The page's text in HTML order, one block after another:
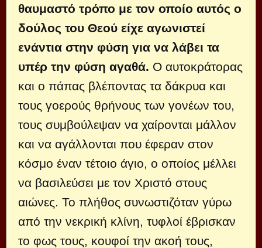
θαυμαστό τρόπο με τον οποίο αυτός ο
δούλος του Θεού είχε αγωνιστεί
ενάντια στην φύση για να λάβει τα
υπέρ την φύση αγαθά. Ο αυτοκράτορας
και ο πάπας βλέποντας τα δάκρυα και
τους γοερούς θρήνους των γονέων του,
τους συμβούλεψαν να χαίρονται μάλλον
και να αγάλλονται που έφεραν στον
κόσμο έναν τέτοιο άγιο, ο οποίος μέλλει
να βασιλεύσει με τον Χριστό στους
αιώνες. Το πλήθος συνωστι­ζόταν γύρω
από την νεκρική κλίνη, τυφλοί έβρισκαν
το φως τους, κου­φοί την ακοή τους,